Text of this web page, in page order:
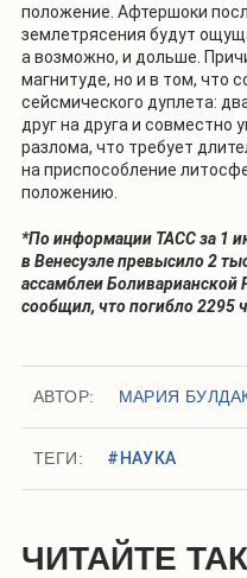
положение. Афтершоки
землетрясения будут
а возможно, и дольше.
магнитуде, но и в том, что
сейсмического дуплета:
друг на друга и совместно
разлома, что требует
на приспособление
положению.
*По информации ТАСС за 1
в Венесуэле превысило 2
ассамблеи Боливарианской
сообщил, что погибло 2295
АВТОР: МАРИЯ
ТЕГИ: #НАУКА
ЧИТАЙТЕ